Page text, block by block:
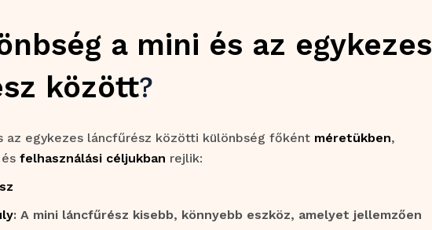
a mini és az egykezes
között?
az egykezes láncfűrész közötti különbség főként méretükben,
és felhasználási céljukban rejlik:
: A mini láncfűrész kisebb, könnyebb eszköz, amelyet jellemzően